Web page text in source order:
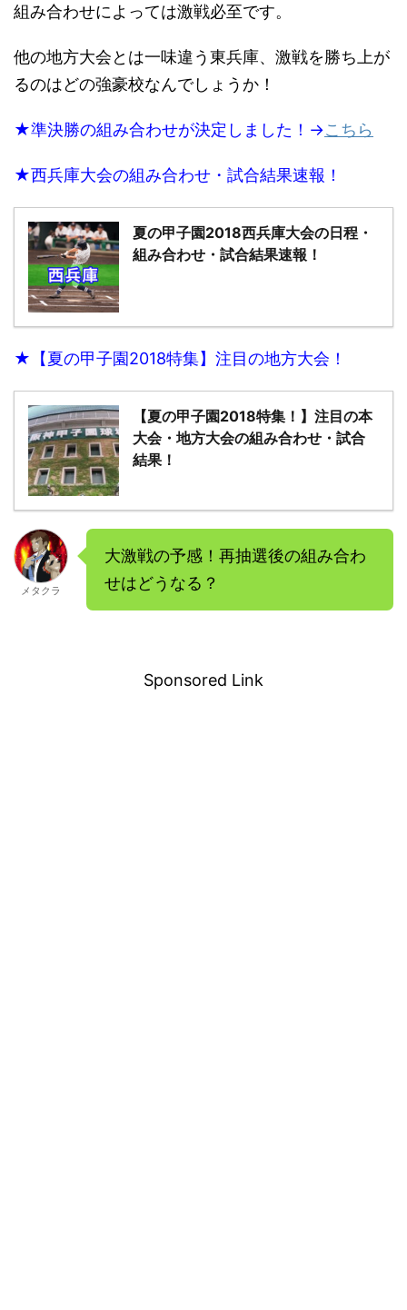
組み合わせによっては激戦必至です。
他の地方大会とは一味違う東兵庫、激戦を勝ち上が
るのはどの強豪校なんでしょうか！
★準決勝の組み合わせが決定しました！→こちら
★西兵庫大会の組み合わせ・試合結果速報！
夏の甲子園2018西兵庫大会の日程・
組み合わせ・試合結果速報！
★【夏の甲子園2018特集】注目の地方大会！
【夏の甲子園2018特集！】注目の本
大会・地方大会の組み合わせ・試合
結果！
メタクラ
大激戦の予感！再抽選後の組み合わ
せはどうなる？
Sponsored Link